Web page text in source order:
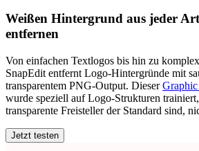
Weißen Hintergrund aus jeder
entfernen
Von einfachen Textlogos bis hin zu
SnapEdit entfernt Logo-Hintergründe mit
transparentem PNG-Output. Dieser
wurde speziell auf Logo-Strukturen trainiert,
transparente Freisteller der Standard sind,
Jetzt testen